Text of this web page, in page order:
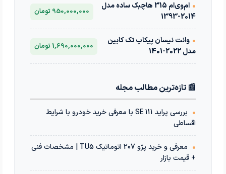
•
ام‌وی‌ام 315 هاچبک ساده مدل
2014-1393
950,000,000 تومان
• وانت نیسان پیکاپ تک کابین
مدل 2022-1401
1,690,000,000 تومان
📰 تازه‌ترین مطالب مجله
•
بررسی پراید 111 SE با معرفی خرید خودرو با شرایط
اقساطی
•
معرفی و خرید پژو 207 اتوماتیک TU5 | مشخصات فنی
+ قیمت بازار